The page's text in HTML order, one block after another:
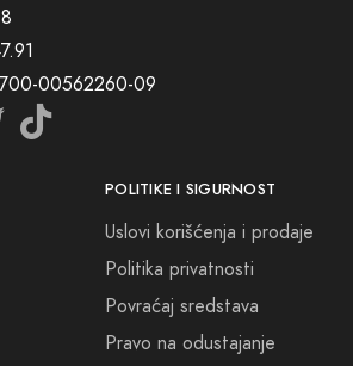
00562260-09
POLITIKE I SIGURNOST
Uslovi korišćenja i prodaje
Politika privatnosti
Povraćaj sredstava
Pravo na odustajanje